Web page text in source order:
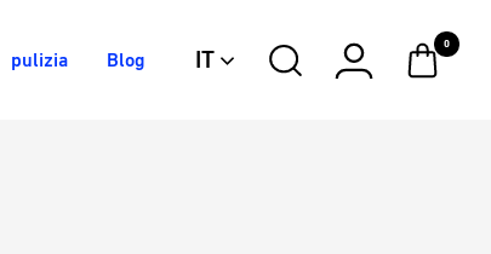
pulizia Blog IT
0